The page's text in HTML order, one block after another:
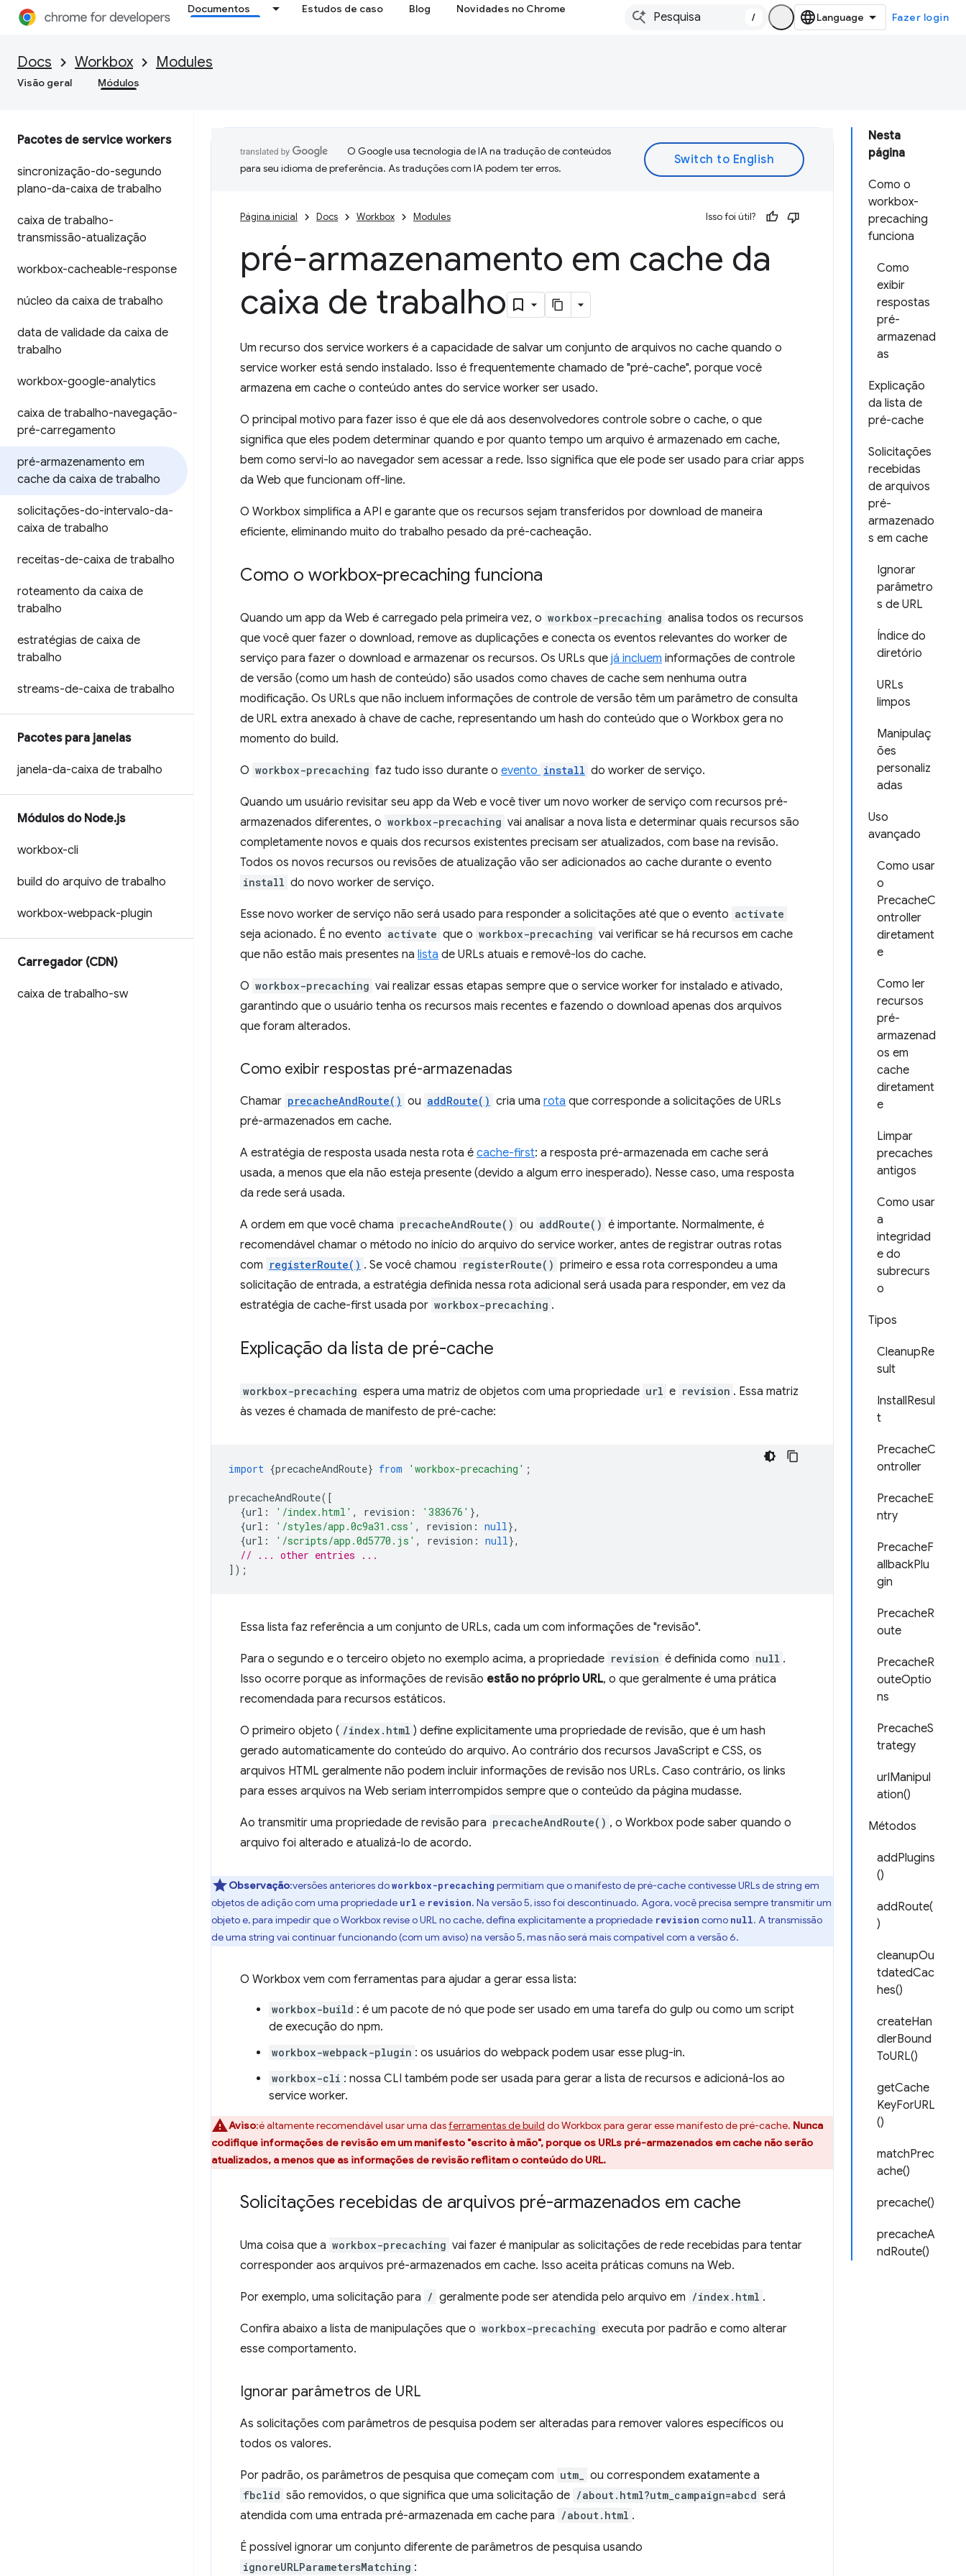
Documentos Estudos de caso Blog Novidades no Chrome
/ Fazer login
Docs Workbox Modules
Visão geral Módulos
Pacotes de service workers
sincronização-do-segundo
plano-da-caixa de trabalho
caixa de trabalho-
transmissão-atualização
workbox-cacheable-response
núcleo da caixa de trabalho
data de validade da caixa de
trabalho
workbox-google-analytics
caixa de trabalho-navegação-
pré-carregamento
pré-armazenamento em
cache da caixa de trabalho
solicitações-do-intervalo-da-
caixa de trabalho
receitas-de-caixa de trabalho
roteamento da caixa de
trabalho
estratégias de caixa de
trabalho
streams-de-caixa de trabalho
Pacotes para janelas
janela-da-caixa de trabalho
Módulos do Node.js
workbox-cli
build do arquivo de trabalho
workbox-webpack-plugin
Carregador (CDN)
caixa de trabalho-sw
Nesta
página
Como o
workbox-
precaching
funciona
Como
exibir
respostas
pré-
armazenad
as
Explicação
da lista de
pré-cache
Solicitações
recebidas
de arquivos
pré-
armazenado
s em cache
Ignorar
parâmetro
s de URL
Índice do
diretório
URLs
limpos
Manipulaç
ões
personaliz
adas
Uso
avançado
Como usar
o
PrecacheC
ontroller
diretament
e
Como ler
recursos
pré-
armazenad
os em
cache
diretament
e
Limpar
precaches
antigos
Como usar
a
integridad
e do
subrecurs
o
Tipos
CleanupRe
sult
InstallResul
t
PrecacheC
ontroller
PrecacheE
ntry
PrecacheF
allbackPlu
gin
PrecacheR
oute
PrecacheR
outeOptio
ns
PrecacheS
trategy
urlManipul
ation()
Métodos
addPlugins
()
addRoute(
)
cleanupOu
tdatedCac
hes()
createHan
dlerBound
ToURL()
getCache
KeyForURL
()
matchPrec
ache()
precache()
precacheA
ndRoute()
O Google usa tecnologia de IA na tradução de conteúdos
para seu idioma de preferência. As traduções com IA podem ter erros.
Página inicial Docs Workbox Modules Isso foi útil?
pré-armazenamento em cache da
caixa de trabalho
Um recurso dos service workers é a capacidade de salvar um conjunto de arquivos no cache quando o
service worker está sendo instalado. Isso é frequentemente chamado de "pré-cache", porque você
armazena em cache o conteúdo antes do service worker ser usado.
O principal motivo para fazer isso é que ele dá aos desenvolvedores controle sobre o cache, o que
significa que eles podem determinar quando e por quanto tempo um arquivo é armazenado em cache,
bem como servi-lo ao navegador sem acessar a rede. Isso significa que ele pode ser usado para criar apps
da Web que funcionam off-line.
O Workbox simplifica a API e garante que os recursos sejam transferidos por download de maneira
eficiente, eliminando muito do trabalho pesado da pré-cacheação.
Como o workbox-precaching funciona
Quando um app da Web é carregado pela primeira vez, o workbox-precaching analisa todos os recursos
que você quer fazer o download, remove as duplicações e conecta os eventos relevantes do worker de
serviço para fazer o download e armazenar os recursos. Os URLs que já incluem informações de controle
de versão (como um hash de conteúdo) são usados como chaves de cache sem nenhuma outra
modificação. Os URLs que não incluem informações de controle de versão têm um parâmetro de consulta
de URL extra anexado à chave de cache, representando um hash do conteúdo que o Workbox gera no
momento do build.
O workbox-precaching faz tudo isso durante o evento install do worker de serviço.
Quando um usuário revisitar seu app da Web e você tiver um novo worker de serviço com recursos pré-
armazenados diferentes, o workbox-precaching vai analisar a nova lista e determinar quais recursos são
completamente novos e quais dos recursos existentes precisam ser atualizados, com base na revisão.
Todos os novos recursos ou revisões de atualização vão ser adicionados ao cache durante o evento
install do novo worker de serviço.
Esse novo worker de serviço não será usado para responder a solicitações até que o evento activate
seja acionado. É no evento activate que o workbox-precaching vai verificar se há recursos em cache
que não estão mais presentes na lista de URLs atuais e removê-los do cache.
O workbox-precaching vai realizar essas etapas sempre que o service worker for instalado e ativado,
garantindo que o usuário tenha os recursos mais recentes e fazendo o download apenas dos arquivos
que foram alterados.
Como exibir respostas pré-armazenadas
Chamar precacheAndRoute() ou addRoute() cria uma rota que corresponde a solicitações de URLs
pré-armazenados em cache.
A estratégia de resposta usada nesta rota é cache-first: a resposta pré-armazenada em cache será
usada, a menos que ela não esteja presente (devido a algum erro inesperado). Nesse caso, uma resposta
da rede será usada.
A ordem em que você chama precacheAndRoute() ou addRoute() é importante. Normalmente, é
recomendável chamar o método no início do arquivo do service worker, antes de registrar outras rotas
com registerRoute() . Se você chamou registerRoute() primeiro e essa rota correspondeu a uma
solicitação de entrada, a estratégia definida nessa rota adicional será usada para responder, em vez da
estratégia de cache-first usada por workbox-precaching .
Explicação da lista de pré-cache
workbox-precaching espera uma matriz de objetos com uma propriedade url e revision . Essa matriz
às vezes é chamada de manifesto de pré-cache:
import {precacheAndRoute} from 'workbox-precaching' ;
precacheAndRoute([
{url : '/index.html' , revision : '383676' },
{url : '/styles/app.0c9a31.css' , revision : null},
{url : '/scripts/app.0d5770.js' , revision : null},
// ... other entries ...
]);
Essa lista faz referência a um conjunto de URLs, cada um com informações de "revisão".
Para o segundo e o terceiro objeto no exemplo acima, a propriedade revision é definida como null .
Isso ocorre porque as informações de revisão estão no próprio URL, o que geralmente é uma prática
recomendada para recursos estáticos.
O primeiro objeto ( /index.html ) define explicitamente uma propriedade de revisão, que é um hash
gerado automaticamente do conteúdo do arquivo. Ao contrário dos recursos JavaScript e CSS, os
arquivos HTML geralmente não podem incluir informações de revisão nos URLs. Caso contrário, os links
para esses arquivos na Web seriam interrompidos sempre que o conteúdo da página mudasse.
Ao transmitir uma propriedade de revisão para precacheAndRoute() , o Workbox pode saber quando o
arquivo foi alterado e atualizá-lo de acordo.
Observação:versões anteriores doworkbox-precaching permitiam que o manifesto de pré-cache contivesse URLs de string em
objetos de adição com uma propriedade url e revision. Na versão 5, isso foi descontinuado. Agora, você precisa sempre transmitir um
objeto e, para impedir que o Workbox revise o URL no cache, defina explicitamente a propriedade revision como null. A transmissão
de uma string vai continuar funcionando (com um aviso) na versão 5, mas não será mais compatível com a versão 6.
O Workbox vem com ferramentas para ajudar a gerar essa lista:
workbox-build : é um pacote de nó que pode ser usado em uma tarefa do gulp ou como um script
de execução do npm.
workbox-webpack-plugin : os usuários do webpack podem usar esse plug-in.
workbox-cli : nossa CLI também pode ser usada para gerar a lista de recursos e adicioná-los ao
service worker.
Aviso:é altamente recomendável usar uma dasferramentas de build do Workbox para gerar esse manifesto de pré-cache. Nunca
codifique informações de revisão em um manifesto "escrito à mão", porque os URLs pré-armazenados em cache não serão
atualizados, a menos que as informações de revisão reflitam o conteúdo do URL.
Solicitações recebidas de arquivos pré-armazenados em cache
Uma coisa que a workbox-precaching vai fazer é manipular as solicitações de rede recebidas para tentar
corresponder aos arquivos pré-armazenados em cache. Isso aceita práticas comuns na Web.
Por exemplo, uma solicitação para / geralmente pode ser atendida pelo arquivo em /index.html .
Confira abaixo a lista de manipulações que o workbox-precaching executa por padrão e como alterar
esse comportamento.
Ignorar parâmetros de URL
As solicitações com parâmetros de pesquisa podem ser alteradas para remover valores específicos ou
todos os valores.
Por padrão, os parâmetros de pesquisa que começam com utm_ ou correspondem exatamente a
fbclid são removidos, o que significa que uma solicitação de /about.html?utm_campaign=abcd será
atendida com uma entrada pré-armazenada em cache para /about.html .
É possível ignorar um conjunto diferente de parâmetros de pesquisa usando
ignoreURLParametersMatching :